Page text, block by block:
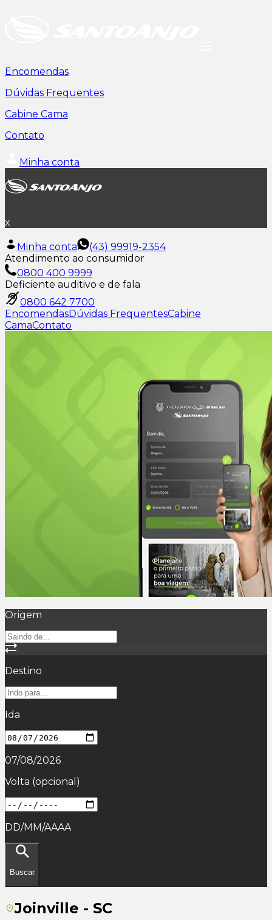
Encomendas
Dúvidas Frequentes
Cabine Cama
Contato
Minha conta
x
Minha conta
(43) 99919-2354
Atendimento ao consumidor
0800 400 9999
Deficiente auditivo e de fala
0800 642 7700
EncomendasDúvidas FrequentesCabine
CamaContato
Origem
Destino
Ida
07/08/2026
Volta (opcional)
DD/MM/AAAA
Buscar
Joinville - SC